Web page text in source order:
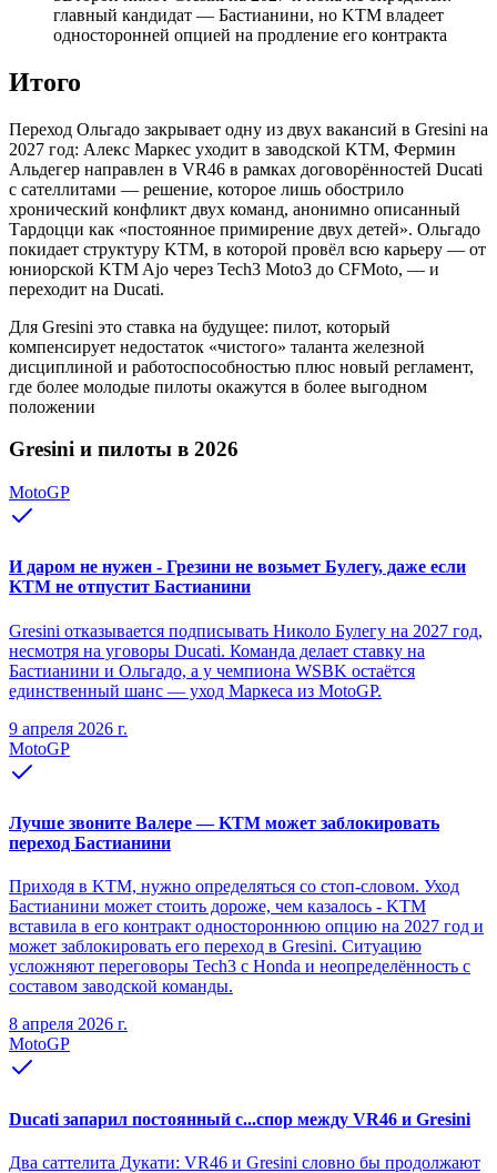
главный кандидат — Бастианини, но KTM владеет
односторонней опцией на продление его контракта
Итого
Переход Ольгадо закрывает одну из двух вакансий в Gresini на
2027 год: Алекс Маркес уходит в заводской KTM, Фермин
Альдегер направлен в VR46 в рамках договорённостей Ducati
с сателлитами — решение, которое лишь обострило
хронический конфликт двух команд, анонимно описанный
Тардоцци как «постоянное примирение двух детей». Ольгадо
покидает структуру KTM, в которой провёл всю карьеру — от
юниорской KTM Ajo через Tech3 Moto3 до CFMoto, — и
переходит на Ducati.
Для Gresini это ставка на будущее: пилот, который
компенсирует недостаток «чистого» таланта железной
дисциплиной и работоспособностью плюс новый регламент,
где более молодые пилоты окажутся в более выгодном
положении
Gresini и пилоты в 2026
MotoGP
И даром не нужен - Грезини не возьмет Булегу, даже если
KTM не отпустит Бастианини
Gresini отказывается подписывать Николо Булегу на 2027 год,
несмотря на уговоры Ducati. Команда делает ставку на
Бастианини и Ольгадо, а у чемпиона WSBK остаётся
единственный шанс — уход Маркеса из MotoGP.
9 апреля 2026 г.
MotoGP
Лучше звоните Валере — KTM может заблокировать
переход Бастианини
Приходя в KTM, нужно определяться со стоп-словом. Уход
Бастианини может стоить дороже, чем казалось - KTM
вставила в его контракт одностороннюю опцию на 2027 год и
может заблокировать его переход в Gresini. Ситуацию
усложняют переговоры Tech3 с Honda и неопределённость с
составом заводской команды.
8 апреля 2026 г.
MotoGP
Ducati запарил постоянный с...спор между VR46 и Gresini
Два саттелита Дукати: VR46 и Gresini словно бы продолжают